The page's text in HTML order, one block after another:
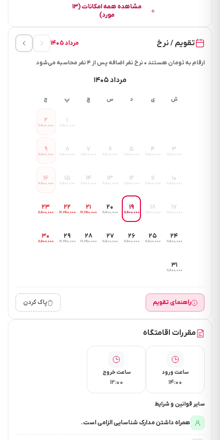
مشاهده همه امکانات (۱۳
مورد)
تقویم / نرخ مرداد ۱۴۰۵
ارقام به تومان هستند • نرخ نفر اضافه پس از ۴ نفر محاسبه می‌شود
مرداد ۱۴۰۵
ش ی د س چ پ ج
۱
۱۱٬۵۰۰٬۰۰۰
۲
۱۱٬۵۰۰٬۰۰۰
۳
۱۱٬۵۰۰٬۰۰۰
۴
۱۱٬۵۰۰٬۰۰۰
۵
۱۱٬۵۰۰٬۰۰۰
۶
۱۱٬۵۰۰٬۰۰۰
۷
۱۱٬۵۰۰٬۰۰۰
۸
۱۱٬۵۰۰٬۰۰۰
۹
۱۱٬۵۰۰٬۰۰۰
۱۰
۱۱٬۵۰۰٬۰۰۰
۱۱
۱۱٬۵۰۰٬۰۰۰
۱۲
۱۱٬۵۰۰٬۰۰۰
۱۳
۱۱٬۵۰۰٬۰۰۰
۱۴
۱۱٬۵۰۰٬۰۰۰
۱۵
۱۱٬۵۰۰٬۰۰۰
۱۶
۱۱٬۵۰۰٬۰۰۰
۱۷
۱۱٬۵۰۰٬۰۰۰
۱۸
۱۱٬۵۰۰٬۰۰۰
۱۹
۱۱٬۵۰۰٬۰۰۰
۲۰
۱۱٬۵۰۰٬۰۰۰
۲۱
۱۷٬۲۵۰٬۰۰۰
۲۲
۱۷٬۲۵۰٬۰۰۰
۲۳
۱۱٬۵۰۰٬۰۰۰
۲۴
۱۱٬۵۰۰٬۰۰۰
۲۵
۱۱٬۵۰۰٬۰۰۰
۲۶
۱۱٬۵۰۰٬۰۰۰
۲۷
۱۱٬۵۰۰٬۰۰۰
۲۸
۱۷٬۲۵۰٬۰۰۰
۲۹
۱۷٬۲۵۰٬۰۰۰
۳۰
۱۱٬۵۰۰٬۰۰۰
۳۱
۱۱٬۵۰۰٬۰۰۰
راهنمای تقویم پاک کردن
مقررات اقامتگاه
ساعت ورود
۱۴:۰۰
ساعت خروج
۱۲:۰۰
سایر قوانین و شرایط
همراه داشتن مدارک شناسایی الزامی است.